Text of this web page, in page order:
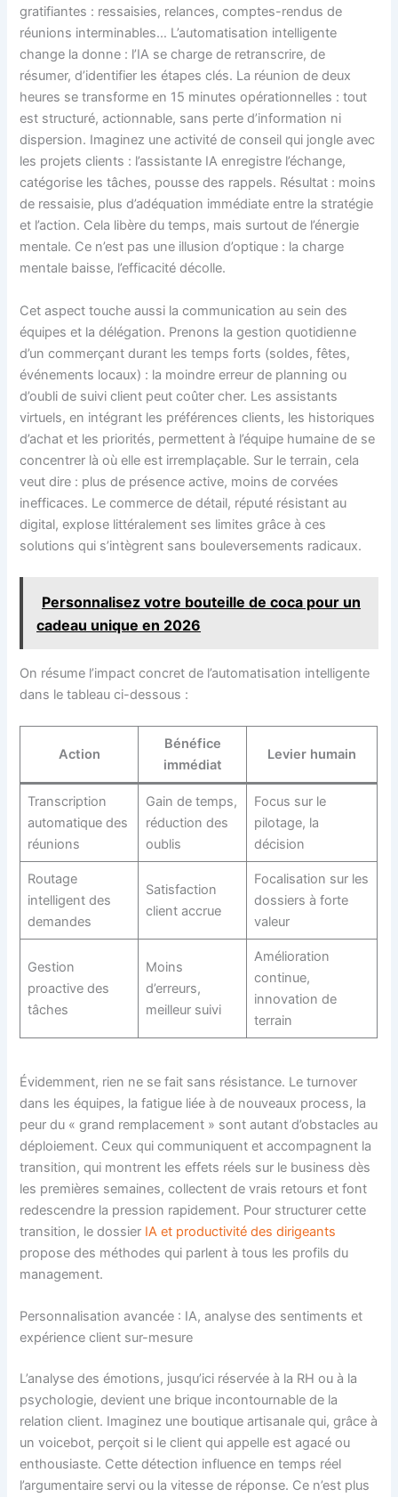
gratifiantes : ressaisies, relances, comptes-rendus de
réunions interminables… L’automatisation intelligente
change la donne : l’IA se charge de retranscrire, de
résumer, d’identifier les étapes clés. La réunion de deux
heures se transforme en 15 minutes opérationnelles : tout
est structuré, actionnable, sans perte d’information ni
dispersion. Imaginez une activité de conseil qui jongle avec
les projets clients : l’assistante IA enregistre l’échange,
catégorise les tâches, pousse des rappels. Résultat : moins
de ressaisie, plus d’adéquation immédiate entre la stratégie
et l’action. Cela libère du temps, mais surtout de l’énergie
mentale. Ce n’est pas une illusion d’optique : la charge
mentale baisse, l’efficacité décolle.
Cet aspect touche aussi la communication au sein des
équipes et la délégation. Prenons la gestion quotidienne
d’un commerçant durant les temps forts (soldes, fêtes,
événements locaux) : la moindre erreur de planning ou
d’oubli de suivi client peut coûter cher. Les assistants
virtuels, en intégrant les préférences clients, les historiques
d’achat et les priorités, permettent à l’équipe humaine de se
concentrer là où elle est irremplaçable. Sur le terrain, cela
veut dire : plus de présence active, moins de corvées
inefficaces. Le commerce de détail, réputé résistant au
digital, explose littéralement ses limites grâce à ces
solutions qui s’intègrent sans bouleversements radicaux.
Personnalisez votre bouteille de coca pour un
cadeau unique en 2026
On résume l’impact concret de l’automatisation intelligente
dans le tableau ci-dessous :
Action
Bénéfice
immédiat
Levier humain
Transcription
automatique des
réunions
Gain de temps,
réduction des
oublis
Focus sur le
pilotage, la
décision
Routage
intelligent des
demandes
Satisfaction
client accrue
Focalisation sur les
dossiers à forte
valeur
Gestion
proactive des
tâches
Moins
d’erreurs,
meilleur suivi
Amélioration
continue,
innovation de
terrain
Évidemment, rien ne se fait sans résistance. Le turnover
dans les équipes, la fatigue liée à de nouveaux process, la
peur du « grand remplacement » sont autant d’obstacles au
déploiement. Ceux qui communiquent et accompagnent la
transition, qui montrent les effets réels sur le business dès
les premières semaines, collectent de vrais retours et font
redescendre la pression rapidement. Pour structurer cette
transition, le dossier IA et productivité des dirigeants
propose des méthodes qui parlent à tous les profils du
management.
Personnalisation avancée : IA, analyse des sentiments et
expérience client sur-mesure
L’analyse des émotions, jusqu’ici réservée à la RH ou à la
psychologie, devient une brique incontournable de la
relation client. Imaginez une boutique artisanale qui, grâce à
un voicebot, perçoit si le client qui appelle est agacé ou
enthousiaste. Cette détection influence en temps réel
l’argumentaire servi ou la vitesse de réponse. Ce n’est plus